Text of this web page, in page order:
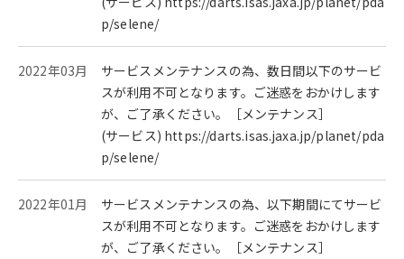
p/selene/
2022年03月
サービスメンテナンスの為、数日間以下のサービ
スが利用不可となります。ご迷惑をおかけします
が、ご了承ください。［メンテナンス］
(サービス) https://darts.isas.jaxa.jp/planet/pda
p/selene/
2022年01月
サービスメンテナンスの為、以下期間にてサービ
スが利用不可となります。ご迷惑をおかけします
が、ご了承ください。［メンテナンス］